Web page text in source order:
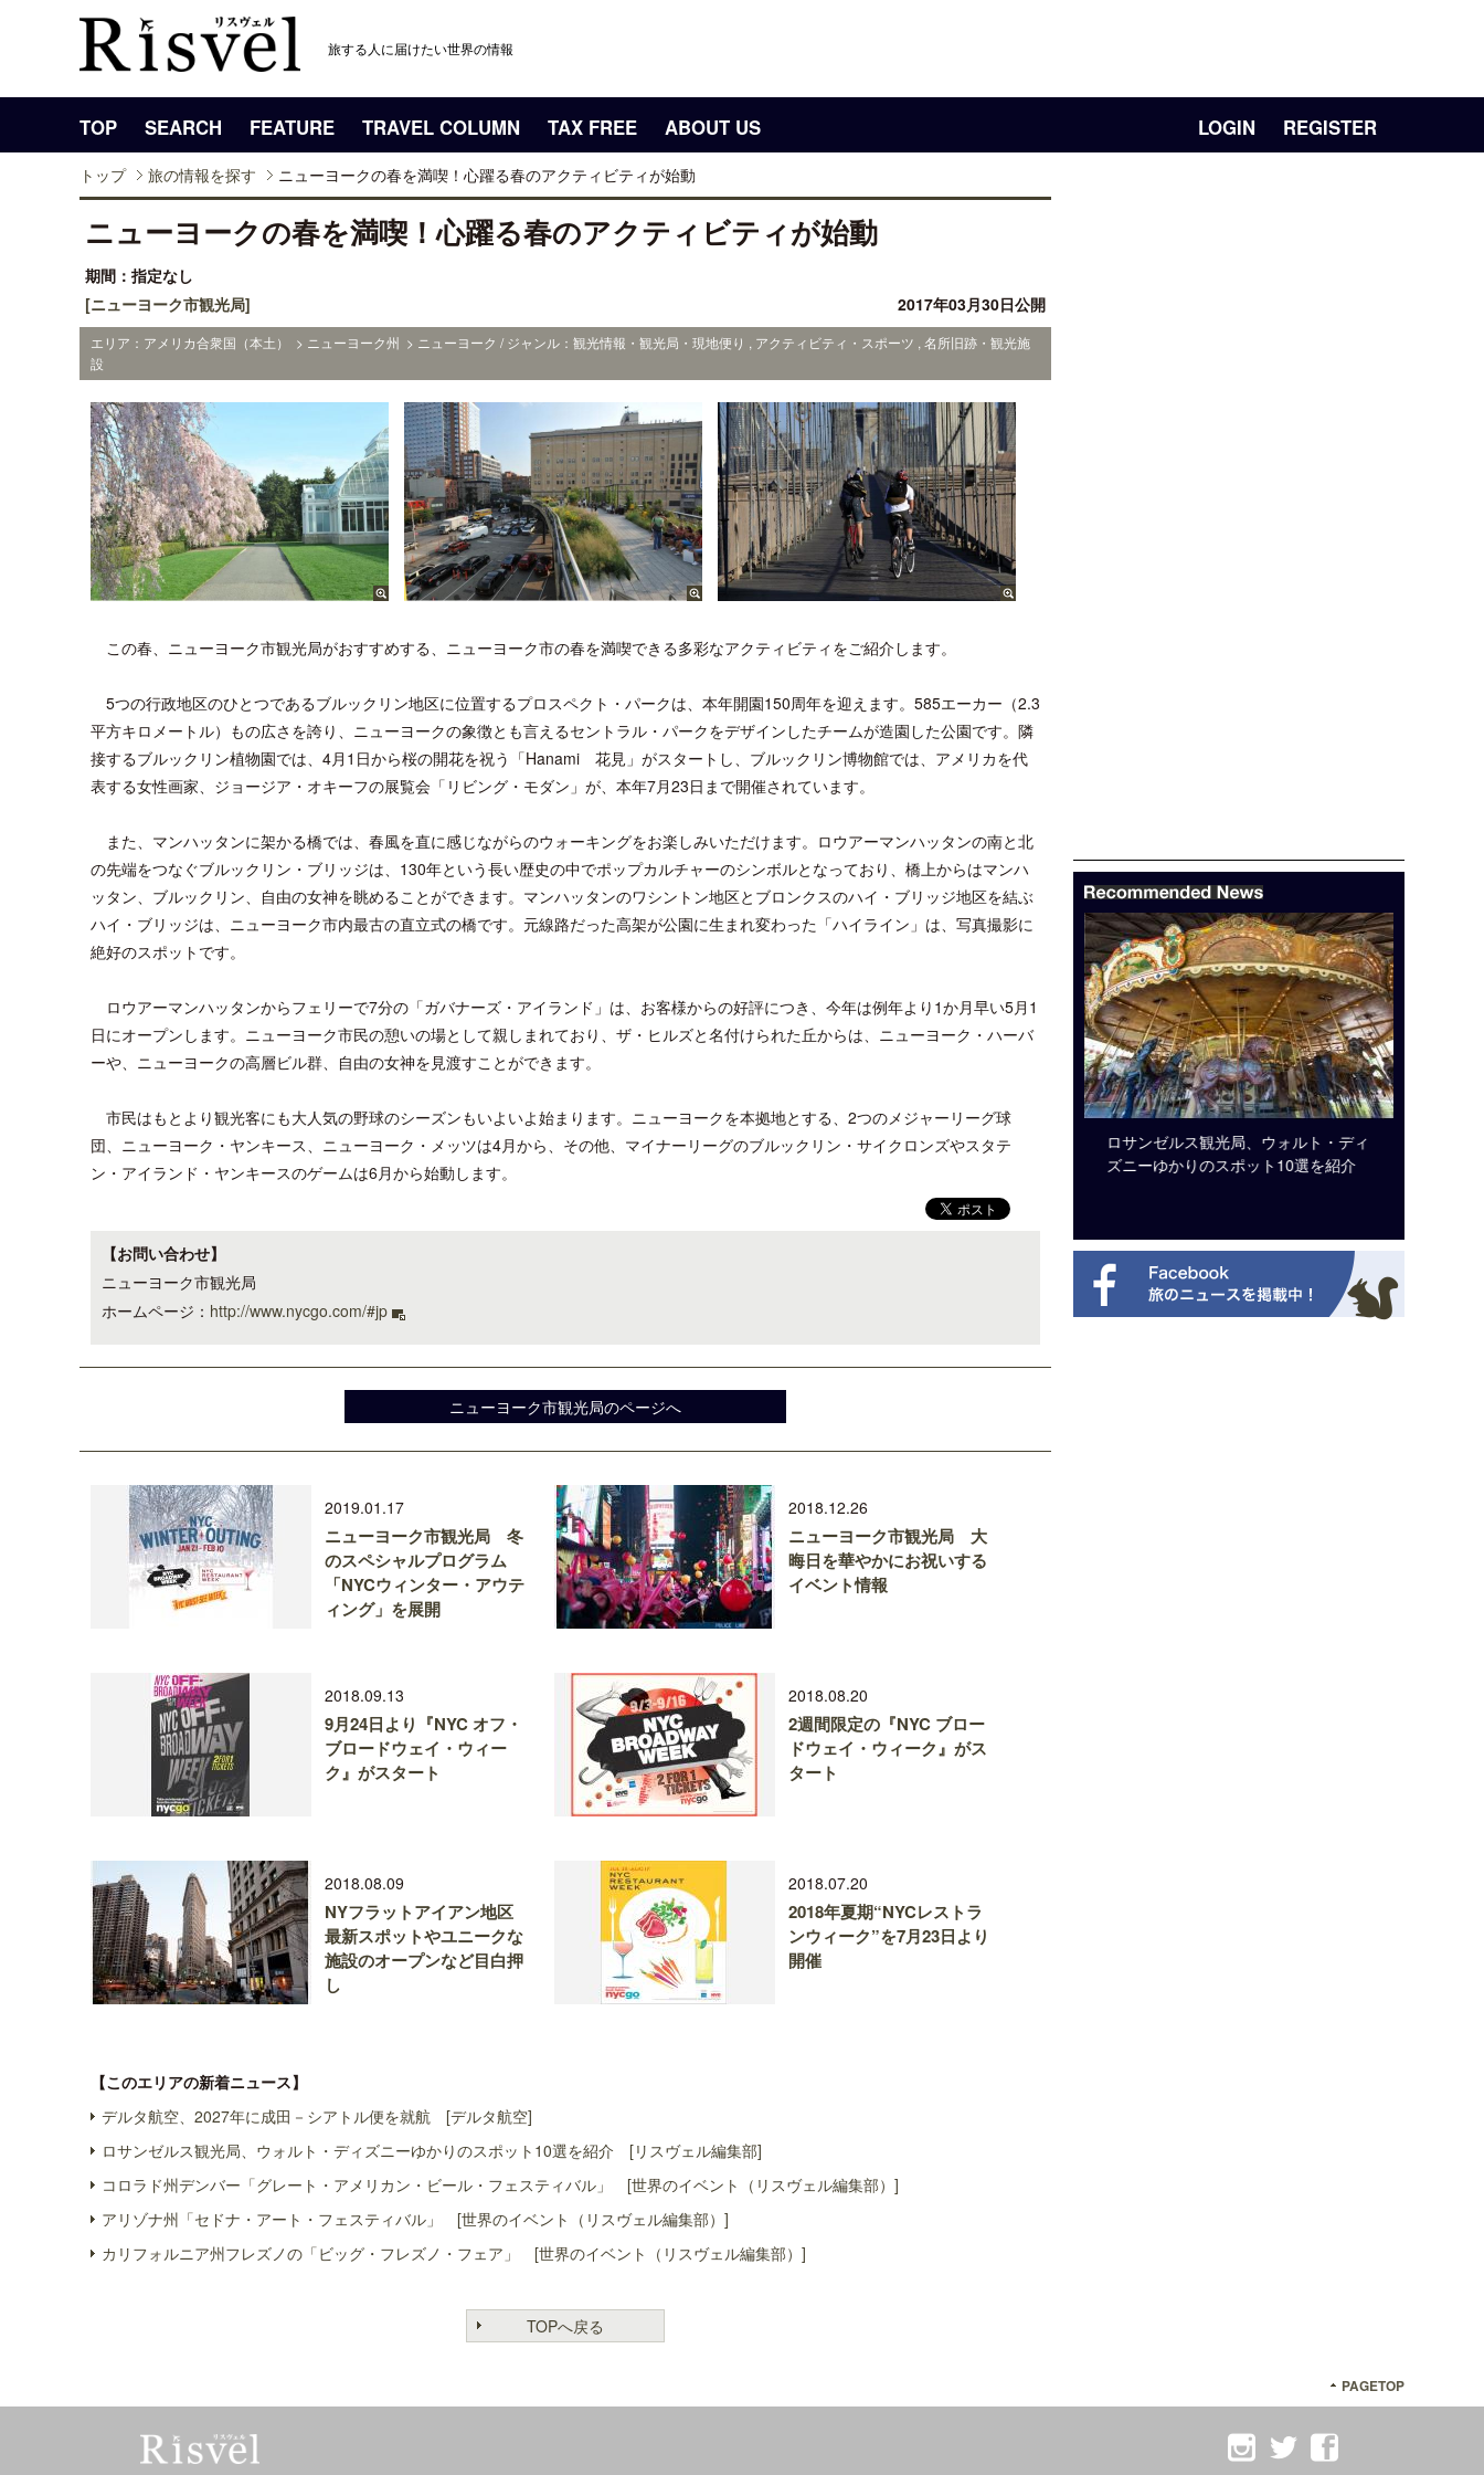
旅する人に届けたい世界の情報
TOP SEARCH FEATURE TRAVEL COLUMN TAX FREE ABOUT US LOGIN REGISTER
トップ 旅の情報を探す ニューヨークの春を満喫！心躍る春のアクティビティが始動
ニューヨークの春を満喫！心躍る春のアクティビティが始動
期間：指定なし
[ニューヨーク市観光局]
2017年03月30日公開
エリア：アメリカ合衆国（本土） > ニューヨーク州 > ニューヨーク / ジャンル：観光情報・観光局・現地便り , アクティビティ・スポーツ , 名所旧跡・観光施
設
この春、ニューヨーク市観光局がおすすめする、ニューヨーク市の春を満喫できる多彩なアクティビティをご紹介します。
5つの行政地区のひとつであるブルックリン地区に位置するプロスペクト・パークは、本年開園150周年を迎えます。585エーカー（2.3
平方キロメートル）もの広さを誇り、ニューヨークの象徴とも言えるセントラル・パークをデザインしたチームが造園した公園です。隣
接するブルックリン植物園では、4月1日から桜の開花を祝う「Hanami 花見」がスタートし、ブルックリン博物館では、アメリカを代
表する女性画家、ジョージア・オキーフの展覧会「リビング・モダン」が、本年7月23日まで開催されています。
また、マンハッタンに架かる橋では、春風を直に感じながらのウォーキングをお楽しみいただけます。ロウアーマンハッタンの南と北
の先端をつなぐブルックリン・ブリッジは、130年という長い歴史の中でポップカルチャーのシンボルとなっており、橋上からはマンハ
ッタン、ブルックリン、自由の女神を眺めることができます。マンハッタンのワシントン地区とブロンクスのハイ・ブリッジ地区を結ぶ
ハイ・ブリッジは、ニューヨーク市内最古の直立式の橋です。元線路だった高架が公園に生まれ変わった「ハイライン」は、写真撮影に
絶好のスポットです。
ロウアーマンハッタンからフェリーで7分の「ガバナーズ・アイランド」は、お客様からの好評につき、今年は例年より1か月早い5月1
日にオープンします。ニューヨーク市民の憩いの場として親しまれており、ザ・ヒルズと名付けられた丘からは、ニューヨーク・ハーバ
ーや、ニューヨークの高層ビル群、自由の女神を見渡すことができます。
市民はもとより観光客にも大人気の野球のシーズンもいよいよ始まります。ニューヨークを本拠地とする、2つのメジャーリーグ球
団、ニューヨーク・ヤンキース、ニューヨーク・メッツは4月から、その他、マイナーリーグのブルックリン・サイクロンズやスタテ
ン・アイランド・ヤンキースのゲームは6月から始動します。
【お問い合わせ】
ニューヨーク市観光局
ホームページ： http://www.nycgo.com/#jp
ニューヨーク市観光局のページへ
2019.01.17
ニューヨーク市観光局 冬
のスペシャルプログラム
「NYCウィンター・アウテ
ィング」を展開
2018.12.26
ニューヨーク市観光局 大
晦日を華やかにお祝いする
イベント情報
2018.09.13
9月24日より『NYC オフ・
ブロードウェイ・ウィー
ク』がスタート
2018.08.20
2週間限定の『NYC ブロー
ドウェイ・ウィーク』がス
タート
2018.08.09
NYフラットアイアン地区
最新スポットやユニークな
施設のオープンなど目白押
し
2018.07.20
2018年夏期“NYCレストラ
ンウィーク”を7月23日より
開催
【このエリアの新着ニュース】
デルタ航空、2027年に成田－シアトル便を就航 [デルタ航空]
ロサンゼルス観光局、ウォルト・ディズニーゆかりのスポット10選を紹介 [リスヴェル編集部]
コロラド州デンバー「グレート・アメリカン・ビール・フェスティバル」 [世界のイベント（リスヴェル編集部）]
アリゾナ州「セドナ・アート・フェスティバル」 [世界のイベント（リスヴェル編集部）]
カリフォルニア州フレズノの「ビッグ・フレズノ・フェア」 [世界のイベント（リスヴェル編集部）]
TOPへ戻る
クアロア・ランチ、新予約システム導
入のお知らせ
開業50周年に合わせ「ザ ビュッフェ
ロサンゼルス観光局、ウォルト・ディ
ズニーゆかりのスポット10選を紹介
PAGETOP